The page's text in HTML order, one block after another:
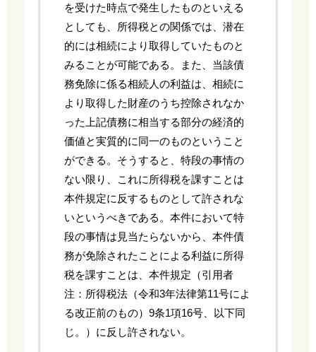
を受けた時点で発生したものといえる
としても、所得税との関係では、潜在
的には相続により取得していたものと
みることが可能である。また、当該債
務免除に係る相続人の利益は、相続に
より取得した財産のうち控除されなか
った上記債務に相当する部分の経済的
価値と実質的に同一のものということ
ができる。そうすると、特段の事情の
ない限り、これに所得税を課すことは
本件規定に反するものとして許されな
いというべきである。本件において特
段の事情は見当たらないから、本件債
務が免除されたことによる利益に所得
税を課すことは、本件規定（引用者
注：所得税法（令和3年法律第11号によ
る改正前のもの）9条1項16号、以下同
じ。）に反し許されない。